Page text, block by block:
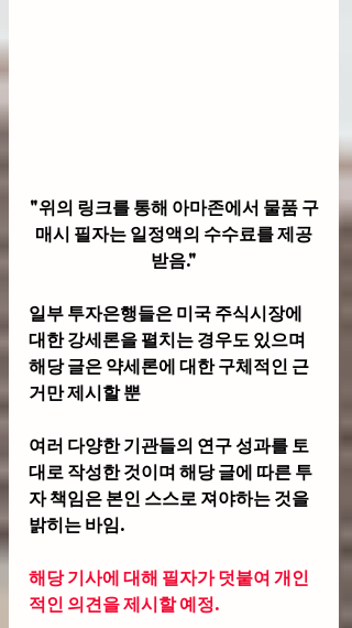
"위의 링크를 통해 아마존에서 물품 구
매시 필자는 일정액의 수수료를 제공
받음."
일부 투자은행들은 미국 주식시장에
대한 강세론을 펼치는 경우도 있으며
해당 글은 약세론에 대한 구체적인 근
거만 제시할 뿐
여러 다양한 기관들의 연구 성과를 토
대로 작성한 것이며 해당 글에 따른 투
자 책임은 본인 스스로 져야하는 것을
밝히는 바임.
해당 기사에 대해 필자가 덧붙여 개인
적인 의견을 제시할 예정.